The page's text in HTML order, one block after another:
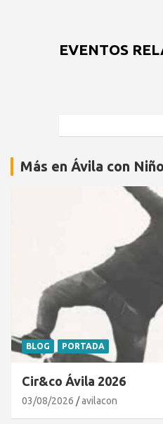
EVENTOS
Más en Ávila con
BLOG PORTADA
Cir&co Ávila 2026
03/08/2026 avilacon